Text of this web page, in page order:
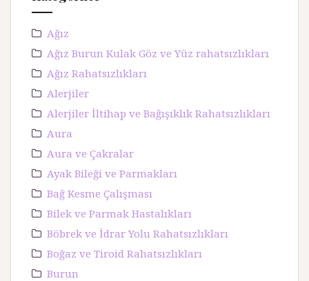
Ağız
Ağız Burun Kulak Göz ve Yüz rahatsızlıkları
Ağız Rahatsızlıkları
Alerjiler
Alerjiler İltihap ve Bağışıklık Rahatsızlıkları
Aura
Aura ve Çakralar
Ayak Bileği ve Parmakları
Bağ Kesme Çalışması
Bilek ve Parmak Hastalıkları
Böbrek ve İdrar Yolu Rahatsızlıkları
Boğaz ve Tiroid Rahatsızlıkları
Burun